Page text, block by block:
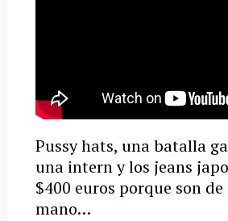
Pussy hats, una batalla
una intern y los jeans
$400 euros porque son
mano…